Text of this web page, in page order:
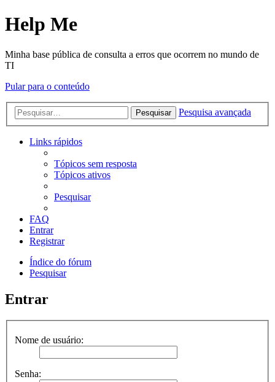
Help Me
Minha base pública de consulta a erros que ocorrem no mundo de
TI
Pular para o conteúdo
Pesquisar Pesquisa avançada
Links rápidos
Tópicos sem resposta
Tópicos ativos
Pesquisar
FAQ
Entrar
Registrar
Índice do fórum
Pesquisar
Entrar
Nome de usuário:
Senha: